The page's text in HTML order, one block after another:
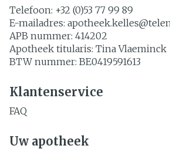
Telefoon: +32 (0)53 77 99 89
E-mailadres: apotheek.kelles@
APB nummer: 414202
Apotheek titularis: Tina Vlaeminck
BTW nummer: BE0419591613
Klantenservice
FAQ
Uw apotheek